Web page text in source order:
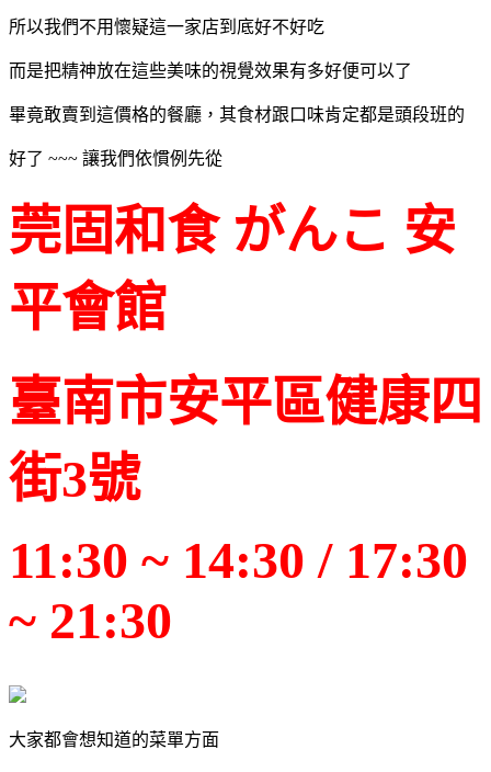
所以我們不用懷疑這一家店到底好不好吃
而是把精神放在這些美味的視覺效果有多好便可以了
畢竟敢賣到這價格的餐廳，其食材跟口味肯定都是頭段班的
好了 ~~~ 讓我們依慣例先從
莞固和食 がんこ 安
平會館
臺南市安平區健康四
街3號
11:30 ~ 14:30 / 17:30
~ 21:30
大家都會想知道的菜單方面